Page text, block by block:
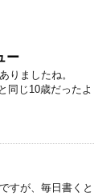
ー
りましたね。
同じ10歳だったよ
すが、毎日書くと